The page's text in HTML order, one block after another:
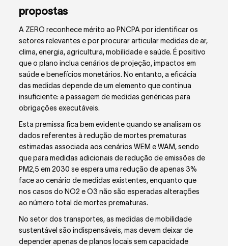
propostas
A ZERO reconhece mérito ao PNCPA por identificar os
setores relevantes e por procurar articular medidas de ar,
clima, energia, agricultura, mobilidade e saúde. É positivo
que o plano inclua cenários de projeção, impactos em
saúde e benefícios monetários. No entanto, a eficácia
das medidas depende de um elemento que continua
insuficiente: a passagem de medidas genéricas para
obrigações executáveis.
Esta premissa fica bem evidente quando se analisam os
dados referentes à redução de mortes prematuras
estimadas associada aos cenários WEM e WAM, sendo
que para medidas adicionais de redução de emissões de
PM2,5em 2030 se espera uma redução de apenas 3%
face ao cenário de medidas existentes, enquanto que
nos casos do NO2 e O3não são esperadas alterações
ao número total de mortes prematuras.
No setor dos transportes, as medidas de mobilidade
sustentável são indispensáveis, mas devem deixar de
depender apenas de planos locais sem capacidade